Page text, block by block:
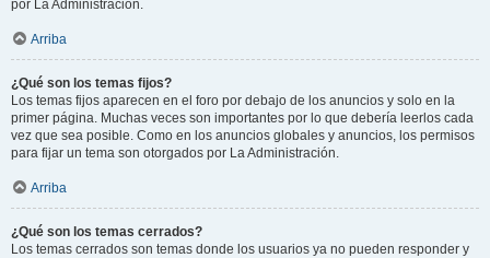
por La Administración.
Arriba
¿Qué son los temas fijos?
Los temas fijos aparecen en el foro por debajo de los anuncios y solo en la
primer página. Muchas veces son importantes por lo que debería leerlos cada
vez que sea posible. Como en los anuncios globales y anuncios, los permisos
para fijar un tema son otorgados por La Administración.
Arriba
¿Qué son los temas cerrados?
Los temas cerrados son temas donde los usuarios ya no pueden responder y